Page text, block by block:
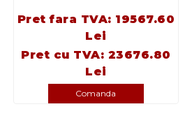
Pret fara TVA: 19567.60
Lei
Pret cu TVA: 23676.80
Lei
Comanda